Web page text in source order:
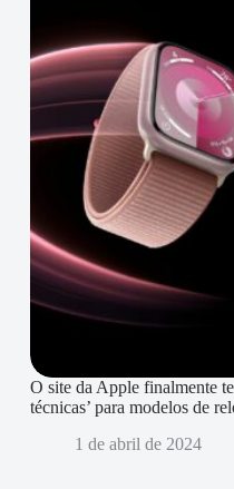
O site da Apple finalmente
técnicas’ para modelos de
1 de abril de 2024